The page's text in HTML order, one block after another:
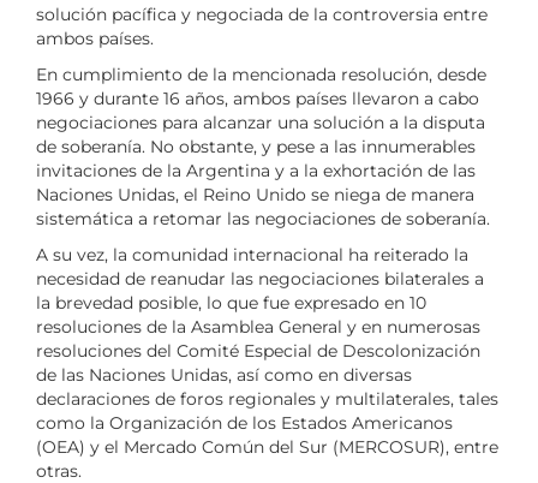
solución pacífica y negociada de la controversia entre
ambos países.
En cumplimiento de la mencionada resolución, desde
1966 y durante 16 años, ambos países llevaron a cabo
negociaciones para alcanzar una solución a la disputa
de soberanía. No obstante, y pese a las innumerables
invitaciones de la Argentina y a la exhortación de las
Naciones Unidas, el Reino Unido se niega de manera
sistemática a retomar las negociaciones de soberanía.
A su vez, la comunidad internacional ha reiterado la
necesidad de reanudar las negociaciones bilaterales a
la brevedad posible, lo que fue expresado en 10
resoluciones de la Asamblea General y en numerosas
resoluciones del Comité Especial de Descolonización
de las Naciones Unidas, así como en diversas
declaraciones de foros regionales y multilaterales, tales
como la Organización de los Estados Americanos
(OEA) y el Mercado Común del Sur (MERCOSUR), entre
otras.